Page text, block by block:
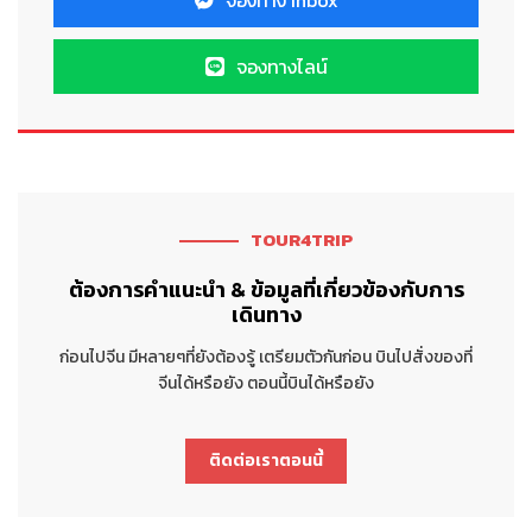
จองทางไลน์
TOUR4TRIP
ต้องการคำแนะนำ & ข้อมูลที่เกี่ยวข้องกับการ
เดินทาง
ก่อนไปจีน มีหลายๆที่ยังต้องรู้ เตรียมตัวกันก่อน บินไปสั่งของที่
จีนได้หรือยัง ตอนนี้บินได้หรือยัง
ติดต่อเราตอนนี้